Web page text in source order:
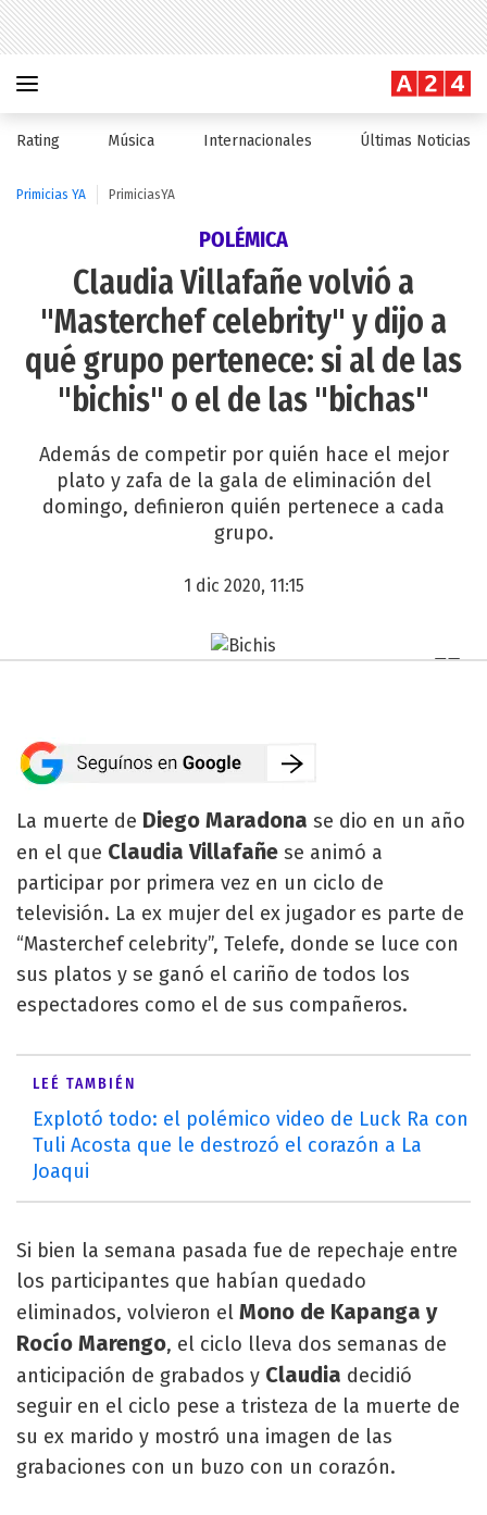
Rating Música Internacionales Últimas Noticias
Primicias YA PrimiciasYA
POLÉMICA
Claudia Villafañe volvió a
"Masterchef celebrity" y dijo a
qué grupo pertenece: si al de las
"bichis" o el de las "bichas"
Además de competir por quién hace el mejor
plato y zafa de la gala de eliminación del
domingo, definieron quién pertenece a cada
grupo.
1 dic 2020, 11:15
La muerte de Diego Maradona se dio en un año
en el que Claudia Villafañe se animó a
participar por primera vez en un ciclo de
televisión. La ex mujer del ex jugador es parte de
“Masterchef celebrity”, Telefe, donde se luce con
sus platos y se ganó el cariño de todos los
espectadores como el de sus compañeros.
LEÉ TAMBIÉN
Explotó todo: el polémico video de Luck Ra con
Tuli Acosta que le destrozó el corazón a La
Joaqui
Si bien la semana pasada fue de repechaje entre
los participantes que habían quedado
eliminados, volvieron el Mono de Kapanga y
Rocío Marengo, el ciclo lleva dos semanas de
anticipación de grabados y Claudia decidió
seguir en el ciclo pese a tristeza de la muerte de
su ex marido y mostró una imagen de las
grabaciones con un buzo con un corazón.